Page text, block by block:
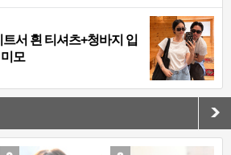
서 흰 티셔츠+청바지 입
모